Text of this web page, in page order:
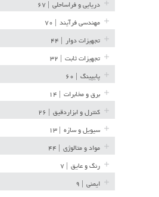
دریایی و فراساحلی
مهندسی فرآیند
تجهیزات دوار
تجهیزات ثابت
پایپینگ
برق و مخابرات
کنترل و ابزاردقیق
سیویل و سازه
مواد و متالوژی
رنگ و عایق
ایمنی